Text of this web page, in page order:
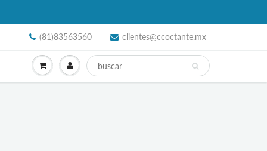
(81)83563560 clientes@ccoctante.mx